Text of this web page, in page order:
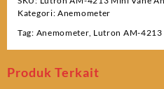
Kategori:Anemometer
Tag: Anemometer, Lutron AM-4213
Produk Terkait